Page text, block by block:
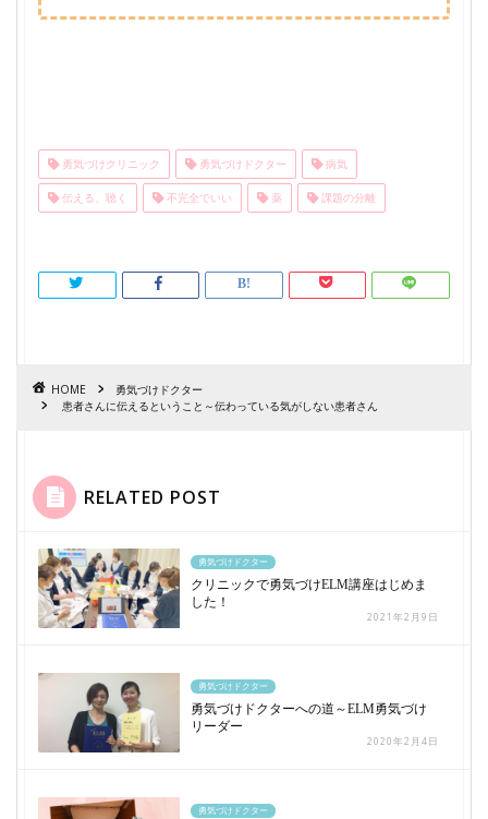
勇気づけクリニック 勇気づけドクター 病気
伝える、聴く 不完全でいい 薬 課題の分離
HOME
勇気づけドクター
患者さんに伝えるということ～伝わっている気がしない患者さん
RELATED POST
勇気づけドクター
クリニックで勇気づけELM講座はじめま
した！
2021年2月9日
勇気づけドクター
勇気づけドクターへの道～ELM勇気づけ
リーダー
2020年2月4日
勇気づけドクター